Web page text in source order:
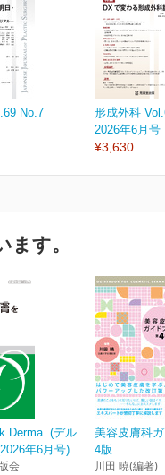
No.7
形成外科
2026年6月号
¥3,630
す。
Derma. (デル
年6月号)
会
美容皮膚科
4版
川田 暁(編著)